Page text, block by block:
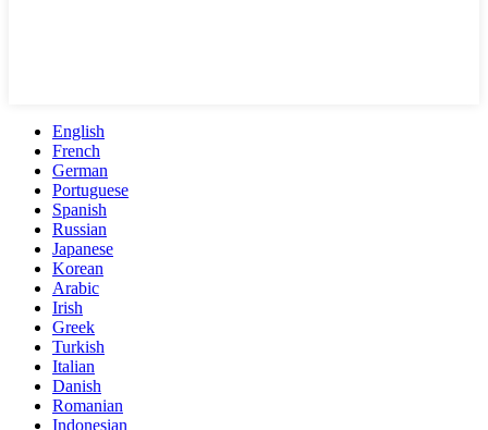
English
French
German
Portuguese
Spanish
Russian
Japanese
Korean
Arabic
Irish
Greek
Turkish
Italian
Danish
Romanian
Indonesian